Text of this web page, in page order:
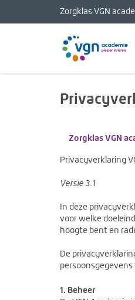
Zorgklas VGN
Zorgklas VGN
Privacyverklaring
Versie 3.1
In deze
voor welke
hoogte bent en
De
1. Beheer